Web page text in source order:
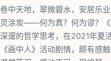
卷中天地，翠微碧水，安居乐
灵涂炭——何为真？何为谬？
深邃的哲学思考，在2021年夏
《画中人》活动剧情，颇有感